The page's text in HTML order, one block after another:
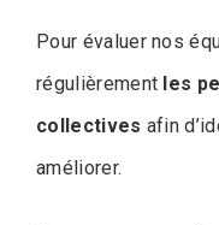
Pour évaluer nos
régulièrement les
collectives afin
améliorer.